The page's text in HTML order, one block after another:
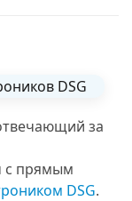
за
с прямым
DSG.